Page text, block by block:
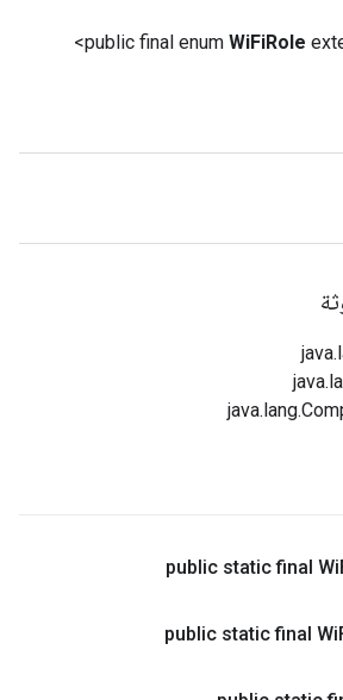
public final enum WiFiRole
>
public static final Wi
public static final Wi